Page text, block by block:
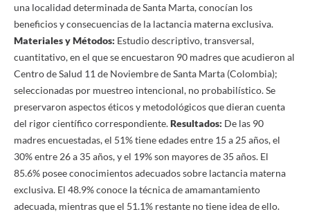
una localidad determinada de Santa Marta, conocían los
beneficios y consecuencias de la lactancia materna exclusiva.
Materiales y Métodos: Estudio descriptivo, transversal,
cuantitativo, en el que se encuestaron 90 madres que acudieron al
Centro de Salud 11 de Noviembre de Santa Marta (Colombia);
seleccionadas por muestreo intencional, no probabilístico. Se
preservaron aspectos éticos y metodológicos que dieran cuenta
del rigor científico correspondiente.Resultados: De las 90
madres encuestadas, el 51% tiene edades entre 15 a 25 años, el
30% entre 26 a 35 años, y el 19% son mayores de 35 años. El
85.6% posee conocimientos adecuados sobre lactancia materna
exclusiva. El 48.9% conoce la técnica de amamantamiento
adecuada, mientras que el 51.1% restante no tiene idea de ello.